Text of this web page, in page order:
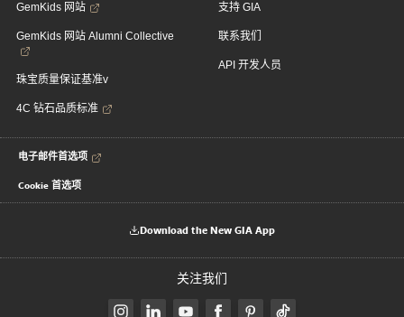
GemKids 网站
GemKids 网站 Alumni Collective
珠宝质量保证基准v
4C 钻石品质标准
支持 GIA
联系我们
API 开发人员
电子邮件首选项
Cookie 首选项
Download the New GIA App
关注我们